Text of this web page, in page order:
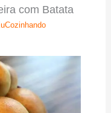
com Batata